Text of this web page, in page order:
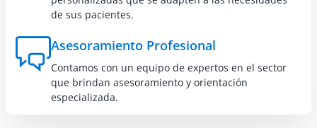
de sus pacientes.
Asesoramiento Profesional
Contamos con un equipo de expertos en el sector
que brindan asesoramiento y orientación
especializada.